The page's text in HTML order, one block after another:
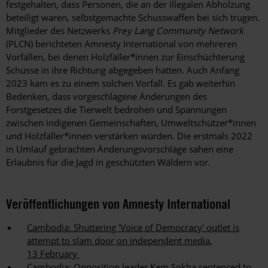
festgehalten, dass Personen, die an der illegalen Abholzung
beteiligt waren, selbstgemachte Schusswaffen bei sich trugen.
Mitglieder des Netzwerks Prey Lang Community Network
(PLCN) berichteten Amnesty International von mehreren
Vorfällen, bei denen Holzfäller*innen zur Einschüchterung
Schüsse in ihre Richtung abgegeben hatten. Auch Anfang
2023 kam es zu einem solchen Vorfall. Es gab weiterhin
Bedenken, dass vorgeschlagene Änderungen des
Forstgesetzes die Tierwelt bedrohen und Spannungen
zwischen indigenen Gemeinschaften, Umweltschützer*innen
und Holzfäller*innen verstärken würden. Die erstmals 2022
in Umlauf gebrachten Änderungsvorschläge sahen eine
Erlaubnis für die Jagd in geschützten Wäldern vor.
Veröffentlichungen von Amnesty International
Cambodia: Shuttering 'Voice of Democracy’ outlet is
attempt to slam door on independent media,
13 February